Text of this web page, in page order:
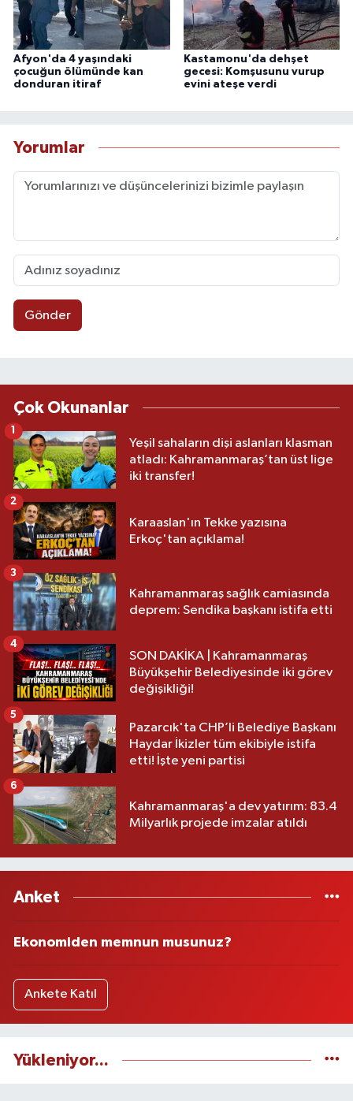
Afyon'da 4 yaşındaki
çocuğun ölümünde kan
donduran itiraf
Kastamonu'da dehşet
gecesi: Komşusunu vurup
evini ateşe verdi
Yorumlar
Gönder
Çok Okunanlar
Yeşil sahaların dişi aslanları klasman
atladı: Kahramanmaraş’tan üst lige
iki transfer!
1
Karaaslan'ın Tekke yazısına
Erkoç'tan açıklama!
2
Kahramanmaraş sağlık camiasında
deprem: Sendika başkanı istifa etti
3
SON DAKİKA | Kahramanmaraş
Büyükşehir Belediyesinde iki görev
değişikliği!
4
Pazarcık'ta CHP’li Belediye Başkanı
Haydar İkizler tüm ekibiyle istifa
etti! İşte yeni partisi
5
Kahramanmaraş'a dev yatırım: 83.4
Milyarlık projede imzalar atıldı
6
Anket
Ekonomiden memnun musunuz?
Ankete Katıl
Yükleniyor...